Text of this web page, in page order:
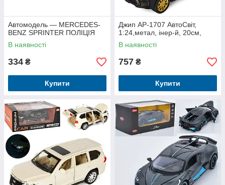
Автомодель — MERCEDES-
BENZ SPRINTER ПОЛІЦІЯ
В наявності
334 ₴
Купити
Джип AP-1707 АвтоСвіт,
1:24,метал, інер-й, 20см,
В наявності
757 ₴
Купити